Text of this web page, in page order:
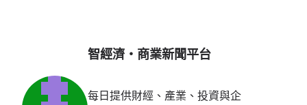
智經濟・商業新聞平台
每日提供財經、產業、投資與企